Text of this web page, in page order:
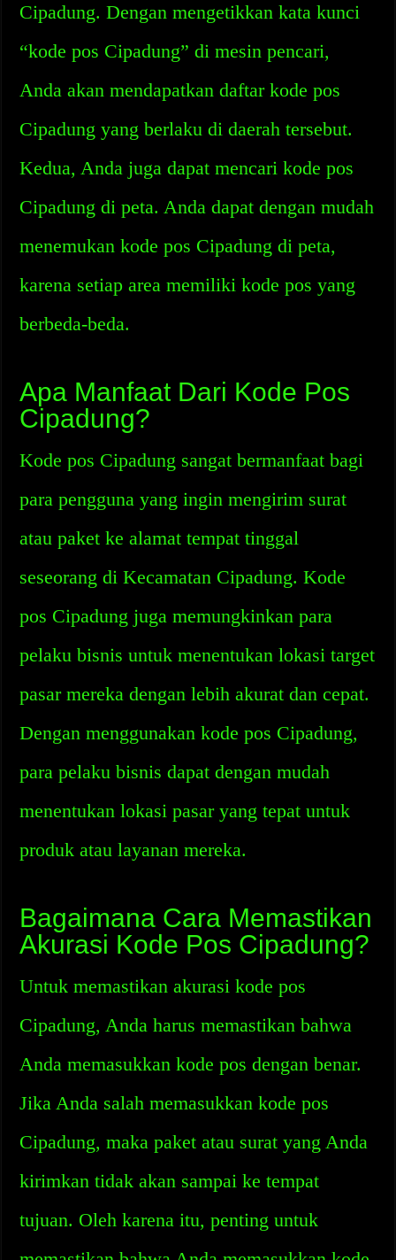
Cipadung. Dengan mengetikkan kata kunci
“kode pos Cipadung” di mesin pencari,
Anda akan mendapatkan daftar kode pos
Cipadung yang berlaku di daerah tersebut.
Kedua, Anda juga dapat mencari kode pos
Cipadung di peta. Anda dapat dengan mudah
menemukan kode pos Cipadung di peta,
karena setiap area memiliki kode pos yang
berbeda-beda.
Apa Manfaat Dari Kode Pos
Cipadung?
Kode pos Cipadung sangat bermanfaat bagi
para pengguna yang ingin mengirim surat
atau paket ke alamat tempat tinggal
seseorang di Kecamatan Cipadung. Kode
pos Cipadung juga memungkinkan para
pelaku bisnis untuk menentukan lokasi target
pasar mereka dengan lebih akurat dan cepat.
Dengan menggunakan kode pos Cipadung,
para pelaku bisnis dapat dengan mudah
menentukan lokasi pasar yang tepat untuk
produk atau layanan mereka.
Bagaimana Cara Memastikan
Akurasi Kode Pos Cipadung?
Untuk memastikan akurasi kode pos
Cipadung, Anda harus memastikan bahwa
Anda memasukkan kode pos dengan benar.
Jika Anda salah memasukkan kode pos
Cipadung, maka paket atau surat yang Anda
kirimkan tidak akan sampai ke tempat
tujuan. Oleh karena itu, penting untuk